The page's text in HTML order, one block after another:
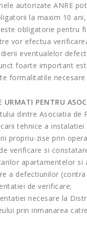
autorizate ANRE
la maxim 10
obligatorie pentru
vor efectua
eventualelor
foarte important
formalitatile
URMATI PENTRU
dintre Asociatia de
tehnice a
propriu-zise prin
verificare si
apartamentelor
a defectiunilor
de verificare;
necesare la
prin inmanarea